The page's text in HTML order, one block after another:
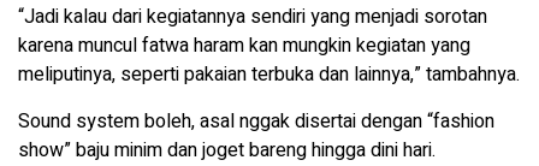
“Jadi kalau dari kegiatannya sendiri yang menjadi sorotan
karena muncul fatwa haram kan mungkin kegiatan yang
meliputinya, seperti pakaian terbuka dan lainnya,” tambahnya.
Sound system boleh, asal nggak disertai dengan “fashion
show” baju minim dan joget bareng hingga dini hari.